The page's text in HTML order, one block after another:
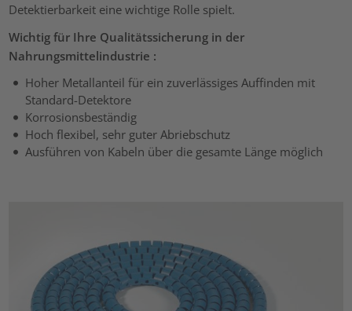
Detektierbarkeit eine wichtige Rolle spielt.
Wichtig für Ihre Qualitätssicherung in der
Nahrungsmittelindustrie :
Hoher Metallanteil für ein zuverlässiges Auffinden mit
Standard-Detektore
Korrosionsbeständig
Hoch flexibel, sehr guter Abriebschutz
Ausführen von Kabeln über die gesamte Länge möglich